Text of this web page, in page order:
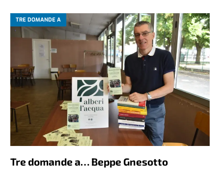
TRE DOMANDE A
Tre domande a… Beppe Gnesotto